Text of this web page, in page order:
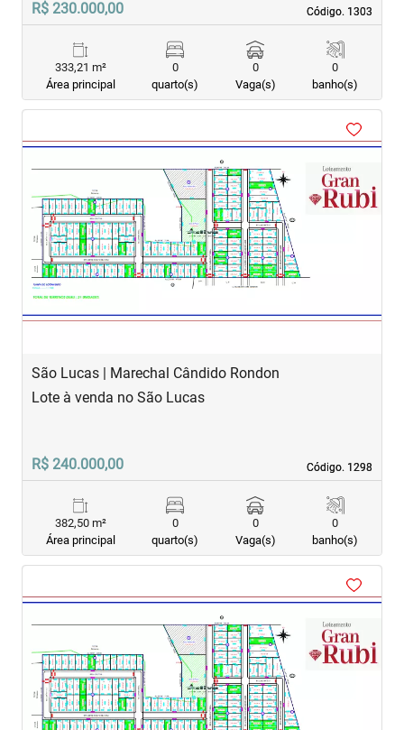
Código. 1303
Código. 1303
R$ 230.000,00
333,21 m²
Área principal
0
quarto(s)
0
Vaga(s)
0
banho(s)
‹Previous
São Lucas | Marechal Cândido Rondon
Código. 1298
Código. 1298
Lote à venda no São Lucas
R$ 240.000,00
382,50 m²
Área principal
0
quarto(s)
0
Vaga(s)
0
banho(s)
‹Previous